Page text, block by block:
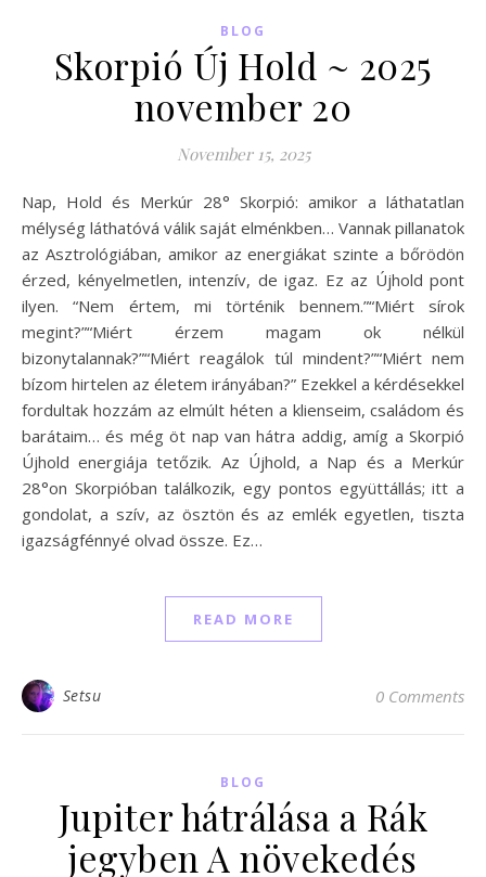
BLOG
Skorpió Új Hold ~ 2025
november 20
November 15, 2025
Nap, Hold és Merkúr 28° Skorpió: amikor a láthatatlan
mélység láthatóvá válik saját elménkben… Vannak pillanatok
az Asztrológiában, amikor az energiákat szinte a bőrödön
érzed, kényelmetlen, intenzív, de igaz. Ez az Újhold pont
ilyen. “Nem értem, mi történik bennem.”“Miért sírok
megint?”“Miért érzem magam ok nélkül
bizonytalannak?”“Miért reagálok túl mindent?”“Miért nem
bízom hirtelen az életem irányában?” Ezekkel a kérdésekkel
fordultak hozzám az elmúlt héten a klienseim, családom és
barátaim… és még öt nap van hátra addig, amíg a Skorpió
Újhold energiája tetőzik. Az Újhold, a Nap és a Merkúr
28°on Skorpióban találkozik, egy pontos együttállás; itt a
gondolat, a szív, az ösztön és az emlék egyetlen, tiszta
igazságfénnyé olvad össze. Ez…
READ MORE
Setsu 0 Comments
BLOG
Jupiter hátrálása a Rák
jegyben A növekedés